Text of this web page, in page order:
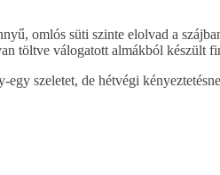
omlós süti szinte elolvad a
töltve válogatott almákból készült
szeletet, de hétvégi